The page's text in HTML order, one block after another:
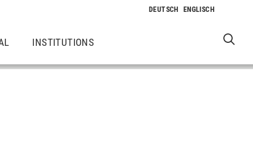
INSTITUTIONS